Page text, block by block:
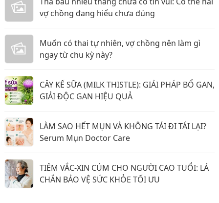
vợ chồng đang hiểu chưa đúng
Muốn có thai tự nhiên, vợ chồng nên làm gì
ngay từ chu kỳ này?
CÂY KẾ SỮA (MILK THISTLE): GIẢI PHÁP BỔ GAN,
GIẢI ĐỘC GAN HIỆU QUẢ
LÀM SAO HẾT MỤN VÀ KHÔNG TÁI ĐI TÁI LẠI?
Serum Mụn Doctor Care
TIÊM VẮC-XIN CÚM CHO NGƯỜI CAO TUỔI: LÁ
CHẮN BẢO VỆ SỨC KHỎE TỐI ƯU